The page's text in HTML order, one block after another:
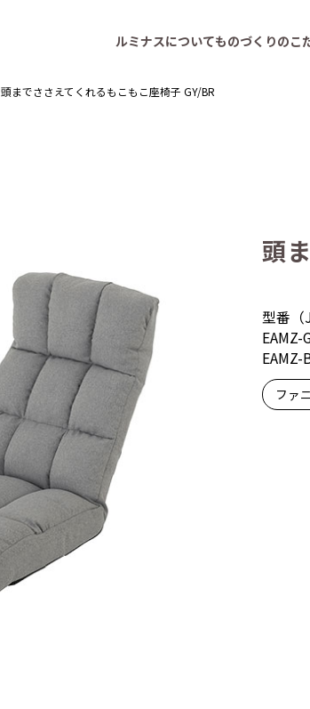
ルミナスについてものづくりのこ
頭までささえてくれるもこもこ座椅子 GY/BR
頭
型番（
EAMZ-
EAMZ-
ファ